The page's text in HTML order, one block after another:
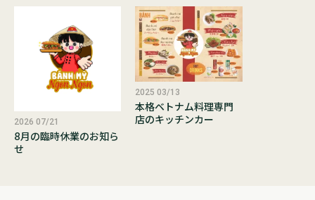
2026 07/21
8月の臨時休業のお知ら
せ
2025 03/13
本格ベトナム料理専門
店のキッチンカー